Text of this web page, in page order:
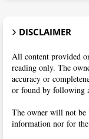
DISCLAIMER
All content provided
reading only. The
accuracy or
or found by following
The owner will not be
information nor for